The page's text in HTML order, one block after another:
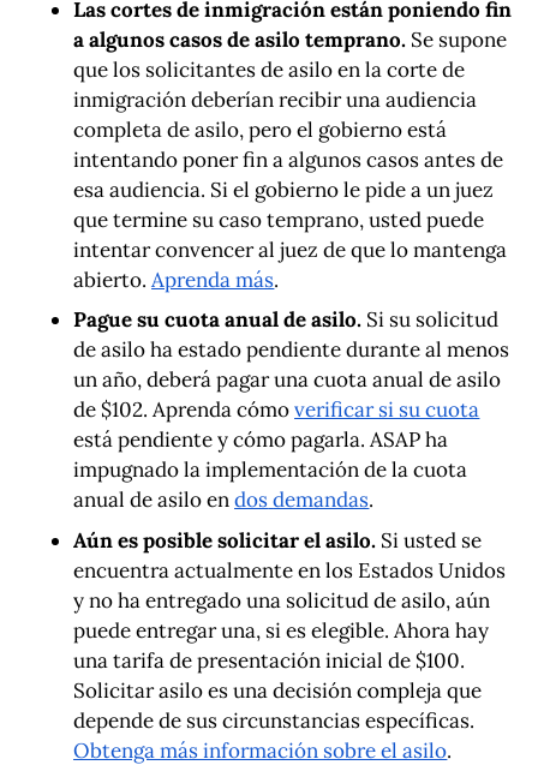
Las cortes de inmigración están poniendo fin
a algunos casos de asilo temprano. Se supone
que los solicitantes de asilo en la corte de
inmigración deberían recibir una audiencia
completa de asilo, pero el gobierno está
intentando poner fin a algunos casos antes de
esa audiencia. Si el gobierno le pide a un juez
que termine su caso temprano, usted puede
intentar convencer al juez de que lo mantenga
abierto.Aprenda más.
Pague su cuota anual de asilo. Si su solicitud
de asilo ha estado pendiente durante al menos
un año, deberá pagar una cuota anual de asilo
de $102. Aprenda cómoverificar si su cuota
está pendiente y cómo pagarla. ASAP ha
impugnado la implementación de la cuota
anual de asilo endosdemandas.
Aún es posible solicitar el asilo. Si usted se
encuentra actualmente en los Estados Unidos
y no ha entregado una solicitud de asilo, aún
puede entregar una, si es elegible. Ahora hay
una tarifa de presentación inicial de $100.
Solicitar asilo es una decisión compleja que
depende de sus circunstancias específicas.
Obtenga más información sobre el asilo.